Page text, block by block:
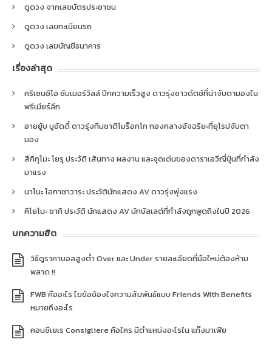
ดูดวง จากเลขบัตรประชาชน
ดูดวง เลขทะเบียนรถ
ดูดวง เลขบัญชีธนาคาร
เรื่องล่าสุด
คริเซนซิโอ ซัมเมอร์วิลล์ ปีกความเร็วสูง ดาวรุ่งชาวดัตช์ที่น่าจับตามองใน
พรีเมียร์ลีก
อายยู้บ บูอัดดี้ ดาวรุ่งทีมชาติโมร็อกโก กองกลางอัจฉริยะที่ยุโรปจับตา
มอง
สึกิกุโมะ โยรุ ประวัติ เส้นทาง ผลงาน และจุดเด่นของดาราเอวีญี่ปุ่นที่กำลัง
มาแรง
นาโนะ โอกาซาวาระ ประวัตินักแสดง AV ดาวรุ่งพุ่งแรง
คิโยโนะ ซากิ ประวัติ นักแสดง AV นักบัลเลต์ที่กำลังถูกพูดถึงในปี 2026
บทความฮิต
วิธีดูราคาบอลสูงต่ำ Over และ Under รายละเอียดที่มือใหม่ต้องห้าม
พลาด !!
FWB คืออะไร ไขข้อข้องใจความสัมพันธ์แบบ Friends With Benefits
หมายถึงอะไร
คอนซีเยเร Consigliere คือใคร มีตำแหน่งอะไรใน แก๊งมาเฟีย